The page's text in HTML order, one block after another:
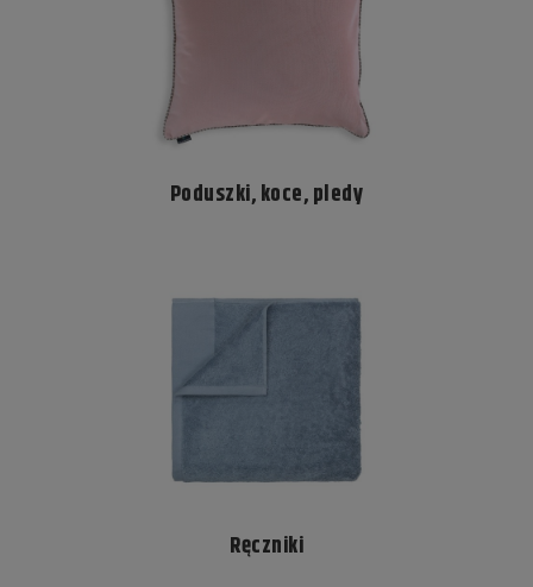
Poduszki, koce, pledy
Ręczniki